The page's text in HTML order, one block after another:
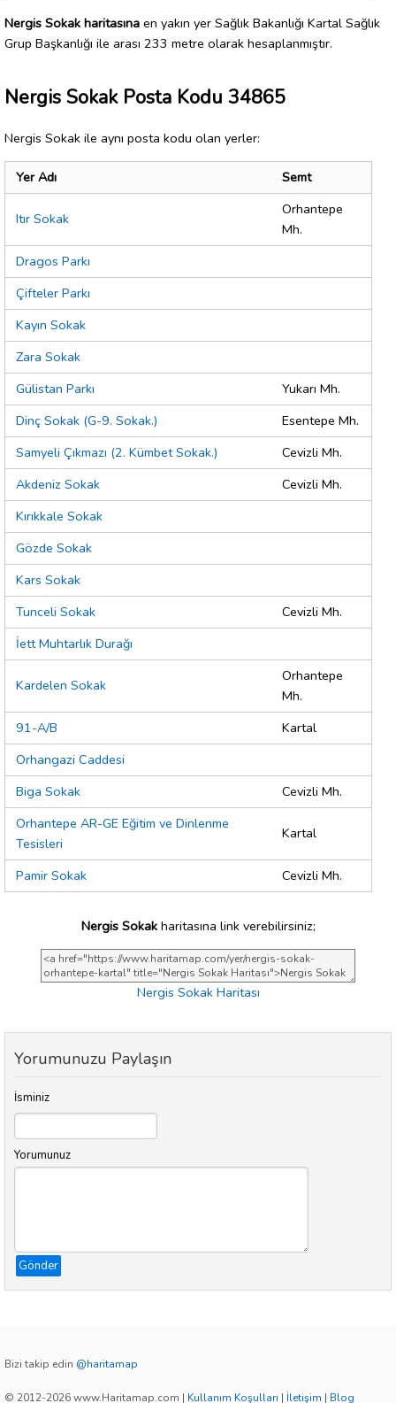
Nergis Sokak haritasına en yakın yer Sağlık Bakanlığı Kartal Sağlık
Grup Başkanlığı ile arası 233 metre olarak hesaplanmıştır.
Nergis Sokak Posta Kodu 34865
Nergis Sokak ile aynı posta kodu olan yerler:
Yer Adı Semt
Itır Sokak
Orhantepe
Mh.
Dragos Parkı
Çifteler Parkı
Kayın Sokak
Zara Sokak
Gülistan Parkı
Yukarı Mh.
Dinç Sokak (G-9. Sokak.)
Esentepe Mh.
Samyeli Çıkmazı (2. Kümbet Sokak.)
Cevizli Mh.
Akdeniz Sokak
Cevizli Mh.
Kırıkkale Sokak
Gözde Sokak
Kars Sokak
Tunceli Sokak
Cevizli Mh.
İett Muhtarlık Durağı
Kardelen Sokak
Orhantepe
Mh.
91-A/B
Kartal
Orhangazi Caddesi
Biga Sokak
Cevizli Mh.
Orhantepe AR-GE Eğitim ve Dinlenme
Tesisleri
Kartal
Pamir Sokak Cevizli Mh.
Nergis Sokakharitasına link verebilirsiniz;
Nergis Sokak Haritası
Yorumunuzu Paylaşın
İsminiz
Yorumunuz
Gönder
Bizi takip edin @haritamap
© 2012-2026 www.Haritamap.com | Kullanım Koşulları | İletişim | Blog